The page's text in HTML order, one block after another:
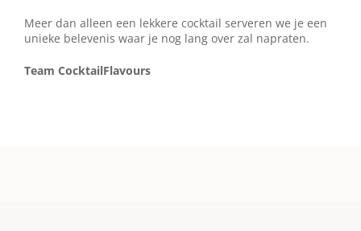
Meer dan alleen een lekkere cocktail serveren we je een
unieke belevenis waar je nog lang over zal napraten.
Team CocktailFlavours